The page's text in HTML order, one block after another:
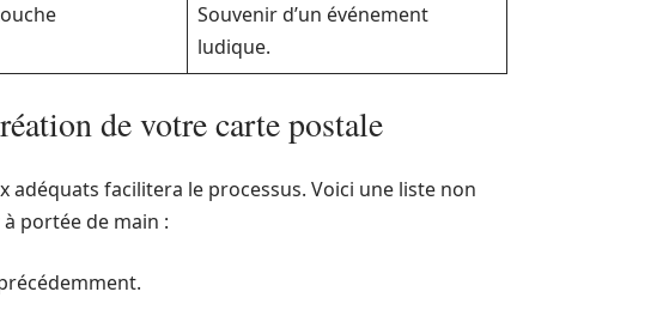
Souvenir d’un événement
ludique.
de votre carte postale
adéquats facilitera le processus. Voici une liste non
portée de main :